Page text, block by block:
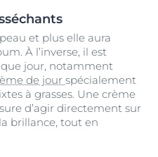
et plus elle aura
À l’inverse, il est
jour, notamment
de jour spécialement
à grasses. Une crème
d’agir directement sur
brillance, tout en